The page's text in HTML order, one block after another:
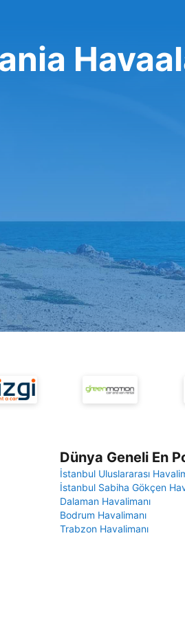
Dünya Geneli En
İstanbul Uluslararası
İstanbul Sabiha Gökçen
Dalaman Havalimanı
Bodrum Havalimanı
Trabzon Havalimanı